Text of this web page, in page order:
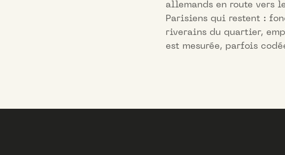
allemands en route vers
Parisiens qui restent :
riverains du quartier,
est mesurée, parfois